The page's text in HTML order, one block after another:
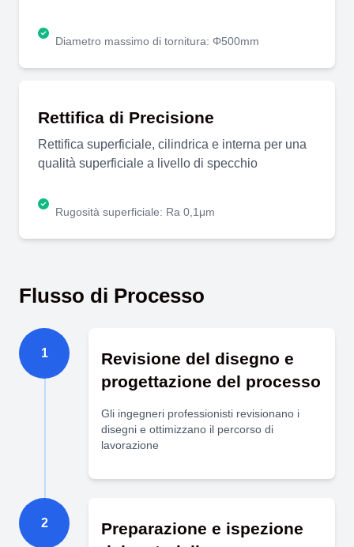
Diametro massimo di tornitura: Φ500mm
Rettifica di Precisione
Rettifica superficiale, cilindrica e interna per una
qualità superficiale a livello di specchio
Rugosità superficiale: Ra 0,1μm
Flusso di Processo
1
Revisione del disegno e
progettazione del processo
Gli ingegneri professionisti revisionano i
disegni e ottimizzano il percorso di
lavorazione
2
Preparazione e ispezione